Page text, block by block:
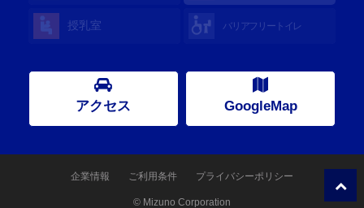
授乳室 バリアフリートイレ
アクセス GoogleMap
企業情報 ご利用条件 プライバシーポリシー
© Mizuno Corporation